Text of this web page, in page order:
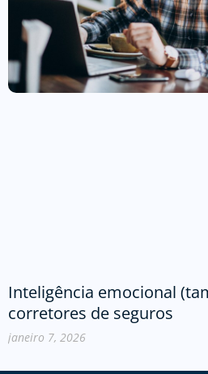
Inteligência emocional
corretores de seguros
janeiro 7, 2026